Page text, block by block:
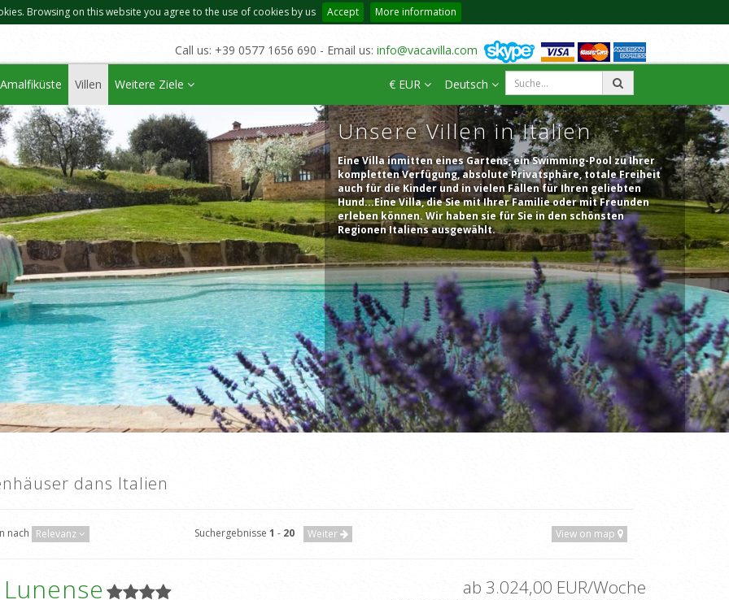
Browsing on this website you agree to the use of cookies by us Accept More information
Call us: +39 0577 1656 690 - Email us: info@vacavilla.com
Amalfiküste Villen Weitere Ziele € EUR Deutsch
Unsere Villen in Italien
Eine Villa inmitten eines Gartens, ein Swimming-Pool zu Ihrer
kompletten Verfügung, absolute Privatsphäre, totale Freiheit
auch für die Kinder und in vielen Fällen für Ihren geliebten
Hund...Eine Villa, die Sie mit Ihrer Familie oder mit Freunden
erleben können. Wir haben sie für Sie in den schönsten
Regionen Italiens ausgewählt.
dans Italien
nach Relevanz Suchergebnisse 1 - 20 Weiter View on map
ab 3.024,00 EUR/Woche